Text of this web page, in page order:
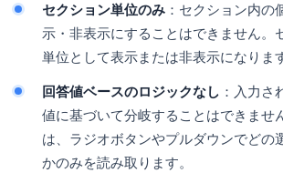
セクション単位のみ ：セクション内の
示・非表示にすることはできません。
単位として表示または非表示になりま
回答値ベースのロジックなし ：入力さ
値に基づいて分岐することはできませ
は、ラジオボタンやプルダウンでどの
かのみを読み取ります。